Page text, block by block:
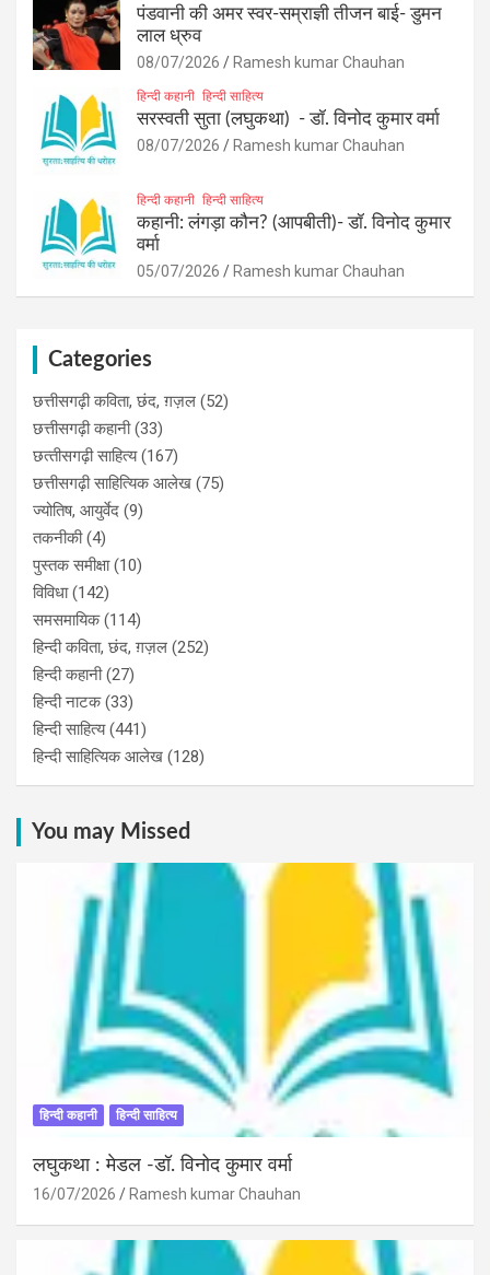
पंडवानी की अमर स्वर-सम्राज्ञी तीजन बाई- डुमन
लाल ध्रुव
08/07/2026 Ramesh kumar Chauhan
हिन्दी कहानी हिन्दी साहित्य
सरस्वती सुता (लघुकथा) ​- डॉ. विनोद कुमार वर्मा
08/07/2026 Ramesh kumar Chauhan
हिन्दी कहानी हिन्दी साहित्य
कहानी: लंगड़ा कौन? (आपबीती)​- डॉ. विनोद कुमार
वर्मा
05/07/2026 Ramesh kumar Chauhan
Categories
छत्तीसगढ़ी कविता, छंद, ग़ज़ल (52)
छत्तीसगढ़ी कहानी(33)
छत्‍तीसगढ़ी साहित्‍य(167)
छत्तीसगढ़ी साहित्यिक आलेख (75)
ज्योतिष, आयुर्वेद (9)
तकनीकी(4)
पुस्‍तक समीक्षा(10)
विविधा(142)
समसमायिक(114)
हिन्दी कविता, छंद, ग़ज़ल (252)
हिन्दी कहानी(27)
हिन्‍दी नाटक(33)
हिन्दी साहित्य(441)
हिन्दी साहित्यिक आलेख (128)
You may Missed
हिन्दी कहानी हिन्दी साहित्य
लघुकथा : मेडल -डॉ. विनोद कुमार वर्मा
16/07/2026 Ramesh kumar Chauhan